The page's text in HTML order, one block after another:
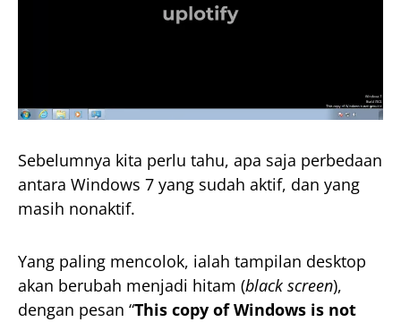
Sebelumnya kita perlu tahu, apa saja perbedaan
antara Windows 7 yang sudah aktif, dan yang
masih nonaktif.
Yang paling mencolok, ialah tampilan desktop
akan berubah menjadi hitam (black screen),
dengan pesan “This copy of Windows is not